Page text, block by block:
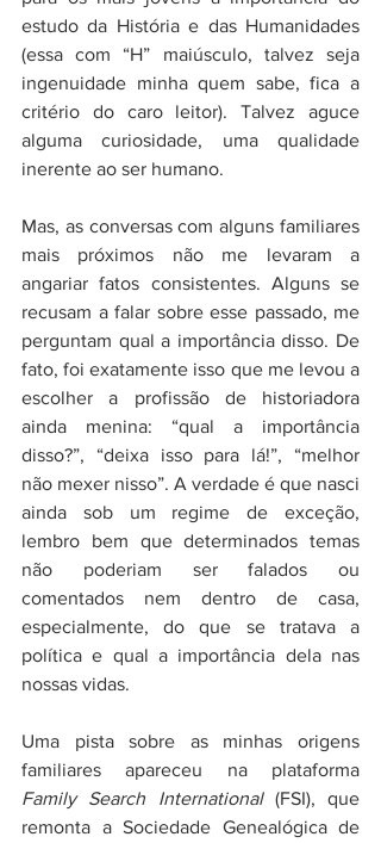
estudo da História e das Humanidades
(essa com “H” maiúsculo, talvez seja
ingenuidade minha quem sabe, fica a
critério do caro leitor). Talvez aguce
alguma curiosidade, uma qualidade
inerente ao ser humano.
Mas, as conversas com alguns familiares
mais próximos não me levaram a
angariar fatos consistentes. Alguns se
recusam a falar sobre esse passado, me
perguntam qual a importância disso. De
fato, foi exatamente isso que me levou a
escolher a profissão de historiadora
ainda menina: “qual a importância
disso?”, “deixa isso para lá!”, “melhor
não mexer nisso”. A verdade é que nasci
ainda sob um regime de exceção,
lembro bem que determinados temas
não poderiam ser falados ou
comentados nem dentro de casa,
especialmente, do que se tratava a
política e qual a importância dela nas
nossas vidas.
Uma pista sobre as minhas origens
Family Search International (FSI), que
remonta a Sociedade Genealógica de